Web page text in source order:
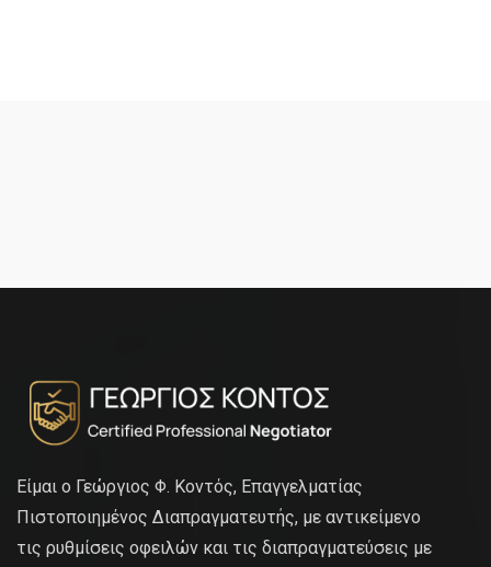
Είμαι ο Γεώργιος Φ. Κοντός, Επαγγελματίας
Πιστοποιημένος Διαπραγματευτής, με αντικείμενο
τις ρυθμίσεις οφειλών και τις διαπραγματεύσεις με